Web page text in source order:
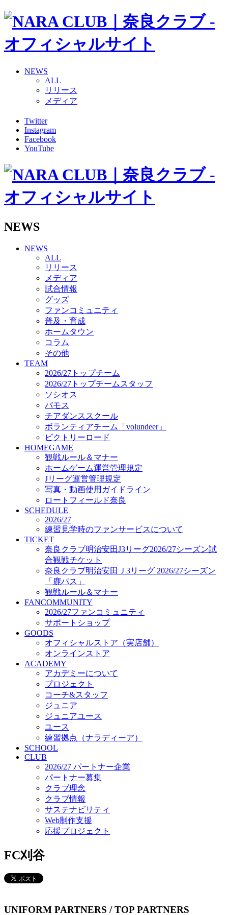
NEWS
ALL
リリース
メディア
グッズ
ファンコミュニティ
普及・育成
ホームタウン
その他
2026/27トップチーム
2026/27トップチームスタッフ
ボランティアチーム「volundeer」
ビクトリーロード
HOMEGAME
観戦ルール＆マナー
ホームゲーム運営管理規定
Jリーグ運営管理規定
写真・動画使用ガイドライン
ロートフィールド奈良
SCHEDULE
2026/27
練習見学時のファンサービスについて
TICKET
奈良クラブ明治安田J3リーグ2026/27シーズン試
合観戦チケット
奈良クラブ明治安田Ｊ3リーグ 2026/27シーズン
「鹿パス」
観戦ルール＆マナー
FANCOMMUNITY
2026/27ファンコミュニティ
サポートショップ
GOODS
オフィシャルストア（実店舗）
オンラインストア
ACADEMY
アカデミーについて
プロジェクト
コーチ&スタッフ
ジュニア
ジュニアユース
ユース
練習拠点（ナラディーア）
SCHOOL
2026/27 パートナー企業
パートナー募集
クラブ理念
クラブ情報
サステナビリティ
Web制作支援
応援プロジェクト
Twitter
Instagram
Facebook
YouTube
NEWS
NEWS
ALL
リリース
メディア
試合情報
グッズ
ファンコミュニティ
普及・育成
ホームタウン
コラム
その他
TEAM
2026/27トップチーム
2026/27トップチームスタッフ
ソシオス
バモス
チアダンススクール
ボランティアチーム「volundeer」
ビクトリーロード
HOMEGAME
観戦ルール＆マナー
ホームゲーム運営管理規定
Jリーグ運営管理規定
写真・動画使用ガイドライン
ロートフィールド奈良
SCHEDULE
2026/27
練習見学時のファンサービスについて
TICKET
奈良クラブ明治安田J3リーグ2026/27シーズン試
合観戦チケット
奈良クラブ明治安田Ｊ3リーグ 2026/27シーズン
「鹿パス」
観戦ルール＆マナー
FANCOMMUNITY
2026/27ファンコミュニティ
サポートショップ
GOODS
オフィシャルストア（実店舗）
オンラインストア
ACADEMY
アカデミーについて
プロジェクト
コーチ&スタッフ
ジュニア
ジュニアユース
ユース
練習拠点（ナラディーア）
SCHOOL
CLUB
2026/27 パートナー企業
パートナー募集
クラブ理念
クラブ情報
サステナビリティ
Web制作支援
応援プロジェクト
FC刈谷
UNIFORM PARTNERS / TOP PARTNERS